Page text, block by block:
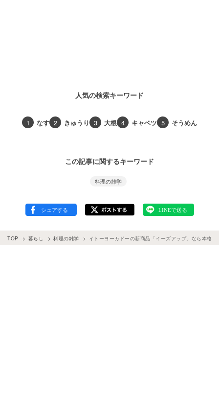
人気の検索キーワード
1 なす 2 きゅうり 3 大根 4 キャベツ 5 そうめん
この記事に関するキーワード
料理の雑学
TOP 暮らし 料理の雑学 イトーヨーカドーの新商品「イーズアップ」なら本格